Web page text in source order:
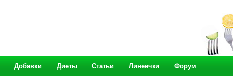
Добавки Диеты Статьи Линеечки Форум